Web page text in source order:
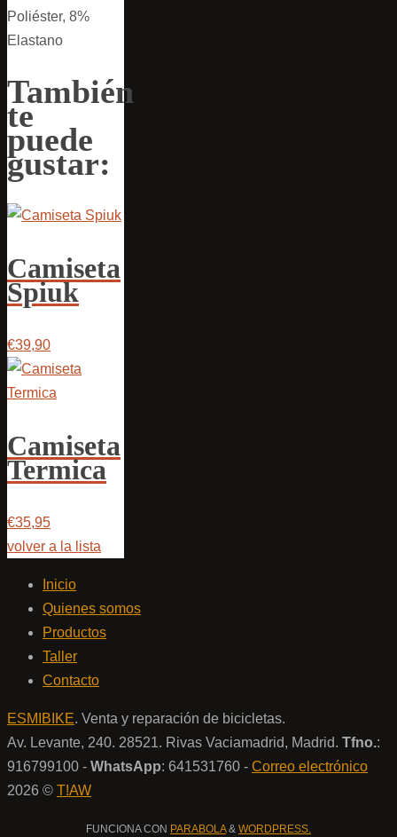
Poliéster, 8%
Elastano
También
te
puede
gustar:
Camiseta
Spiuk
€39,90
Camiseta
Termica
€35,95
volver a la lista
Inicio
Quienes somos
Productos
Taller
Contacto
ESMIBIKE. Venta y reparación de bicicletas.
Av. Levante, 240. 28521. Rivas Vaciamadrid, Madrid. Tfno.:
916799100 - WhatsApp: 641531760 - Correo electrónico
2026 © T!AW
FUNCIONA CON PARABOLA& WORDPRESS.